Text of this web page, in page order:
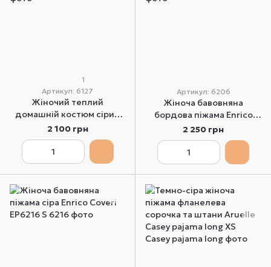
1
Артикул: 6127
Жіночий теплий
домашній костюм сірий
Enrico Coveri EP6127 S
2 100 грн
Артикул: 6206
Жіноча бавовняна
бордова піжама Enrico
Coveri EP6206 S
2 250 грн